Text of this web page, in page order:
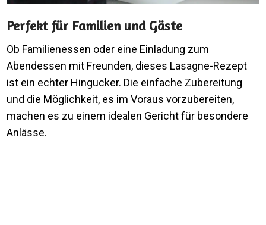
Perfekt für Familien und Gäste
Ob Familienessen oder eine Einladung zum
Abendessen mit Freunden, dieses Lasagne-Rezept
ist ein echter Hingucker. Die einfache Zubereitung
und die Möglichkeit, es im Voraus vorzubereiten,
machen es zu einem idealen Gericht für besondere
Anlässe.